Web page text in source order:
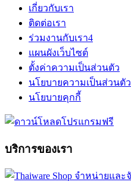
เกี่ยวกับเรา
ติดต่อเรา
ร่วมงานกับเรา4
แผนผังเว็บไซต์
ตั้งค่าความเป็นส่วนตัว
นโยบายความเป็นส่วนตัว
นโยบายคุกกี้
บริการของเรา